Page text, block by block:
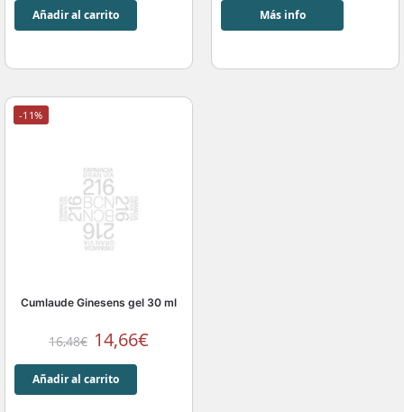
Añadir al carrito Más info
-11%
Cumlaude Ginesens gel 30 ml
16,48€ 14,66€
Añadir al carrito